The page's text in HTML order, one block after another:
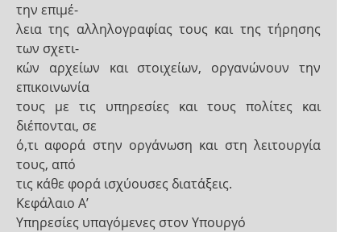
την επιμέ-
λεια της αλληλογραφίας τους και της τήρησης
των σχετι-
κών αρχείων και στοιχείων, οργανώνουν την
επικοινωνία
τους με τις υπηρεσίες και τους πολίτες και
διέπονται, σε
ό,τι αφορά στην οργάνωση και στη λειτουργία
τους, από
τις κάθε φορά ισχύουσες διατάξεις.
Κεφάλαιο Α’
Υπηρεσίες υπαγόμενες στον Υπουργό